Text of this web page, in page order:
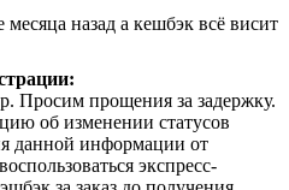
назад а кешбэк всё висит
Просим прощения за задержку.
об изменении статусов
данной информации от
экспресс-